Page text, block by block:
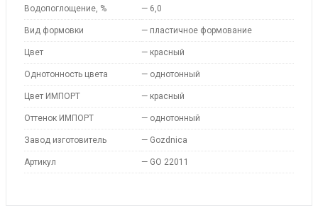
Водопоглощение, % — 6,0
Вид формовки — пластичное формование
Цвет — красный
Однотонность цвета — однотонный
Цвет ИМПОРТ — красный
Оттенок ИМПОРТ — однотонный
Завод изготовитель — Gozdnica
Артикул — GO 22011